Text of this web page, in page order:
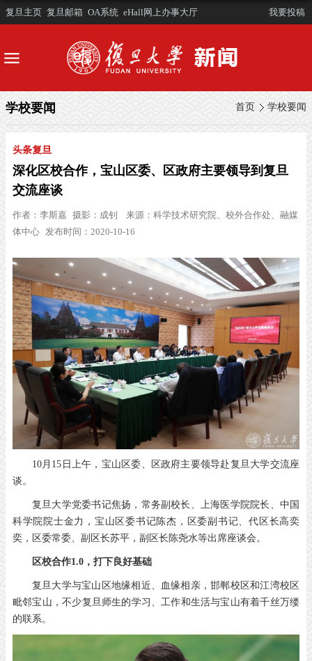
复旦主页 复旦邮箱 OA系统 eHall网上办事大厅 我要投稿
首页 学校要闻
学校要闻
头条复旦
深化区校合作，宝山区委、区政府主要领导到复旦
交流座谈
作者： 李斯嘉 摄影： 成钊 来源： 科学技术研究院、校外合作处、融媒
体中心 发布时间：2020-10-16
10月15日上午，宝山区委、区政府主要领导赴复旦大学交流座
谈。
复旦大学党委书记焦扬，常务副校长、上海医学院院长、中国
科学院院士金力，宝山区委书记陈杰，区委副书记、代区长高奕
奕，区委常委、副区长苏平，副区长陈尧水等出席座谈会。
区校合作1.0，打下良好基础
复旦大学与宝山区地缘相近、血缘相亲，邯郸校区和江湾校区
毗邻宝山，不少复旦师生的学习、工作和生活与宝山有着千丝万缕
的联系。